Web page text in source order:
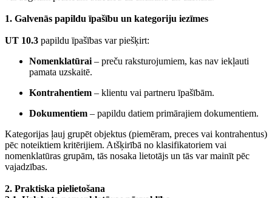
1. Galvenās papildu īpašību un kategoriju iezīmes
UТ 10.3 papildu īpašības var piešķirt:
Nomenklatūrai – preču raksturojumiem, kas nav iekļauti
pamata uzskaitē.
Kontrahentiem – klientu vai partneru īpašībām.
Dokumentiem – papildu datiem primārajiem dokumentiem.
Kategorijas ļauj grupēt objektus (piemēram, preces vai kontrahentus)
pēc noteiktiem kritērijiem. Atšķirībā no klasifikatoriem vai
nomenklatūras grupām, tās nosaka lietotājs un tās var mainīt pēc
vajadzības.
2. Praktiska pielietošana